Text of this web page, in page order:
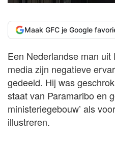
Maak GFC je Google
Een Nederlandse man
media zijn negatieve
gedeeld. Hij was
staat van Paramaribo en
ministeriegebouw’ als
illustreren.